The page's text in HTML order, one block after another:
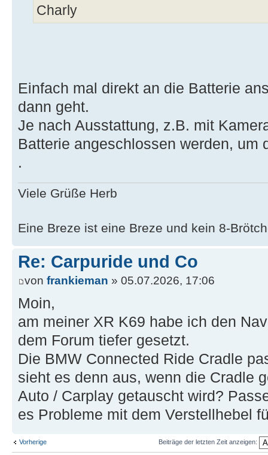
Charly
Einfach mal direkt an die Batterie
dann geht.
Je nach Ausstattung, z.B. mit
Batterie angeschlossen werden, um
.
Viele Grüße Herb
Eine Breze ist eine Breze und kein 8-
Re: Carpuride und Co
von frankieman » 05.07.2026, 17:06
Moin,
am meiner XR K69 habe ich den
dem Forum tiefer gesetzt.
Die BMW Connected Ride Cradle
sieht es denn aus, wenn die Cradle
Auto / Carplay getauscht wird?
es Probleme mit dem Verstellhebel
Vorherige Beiträge der letzten Zeit anzeigen: